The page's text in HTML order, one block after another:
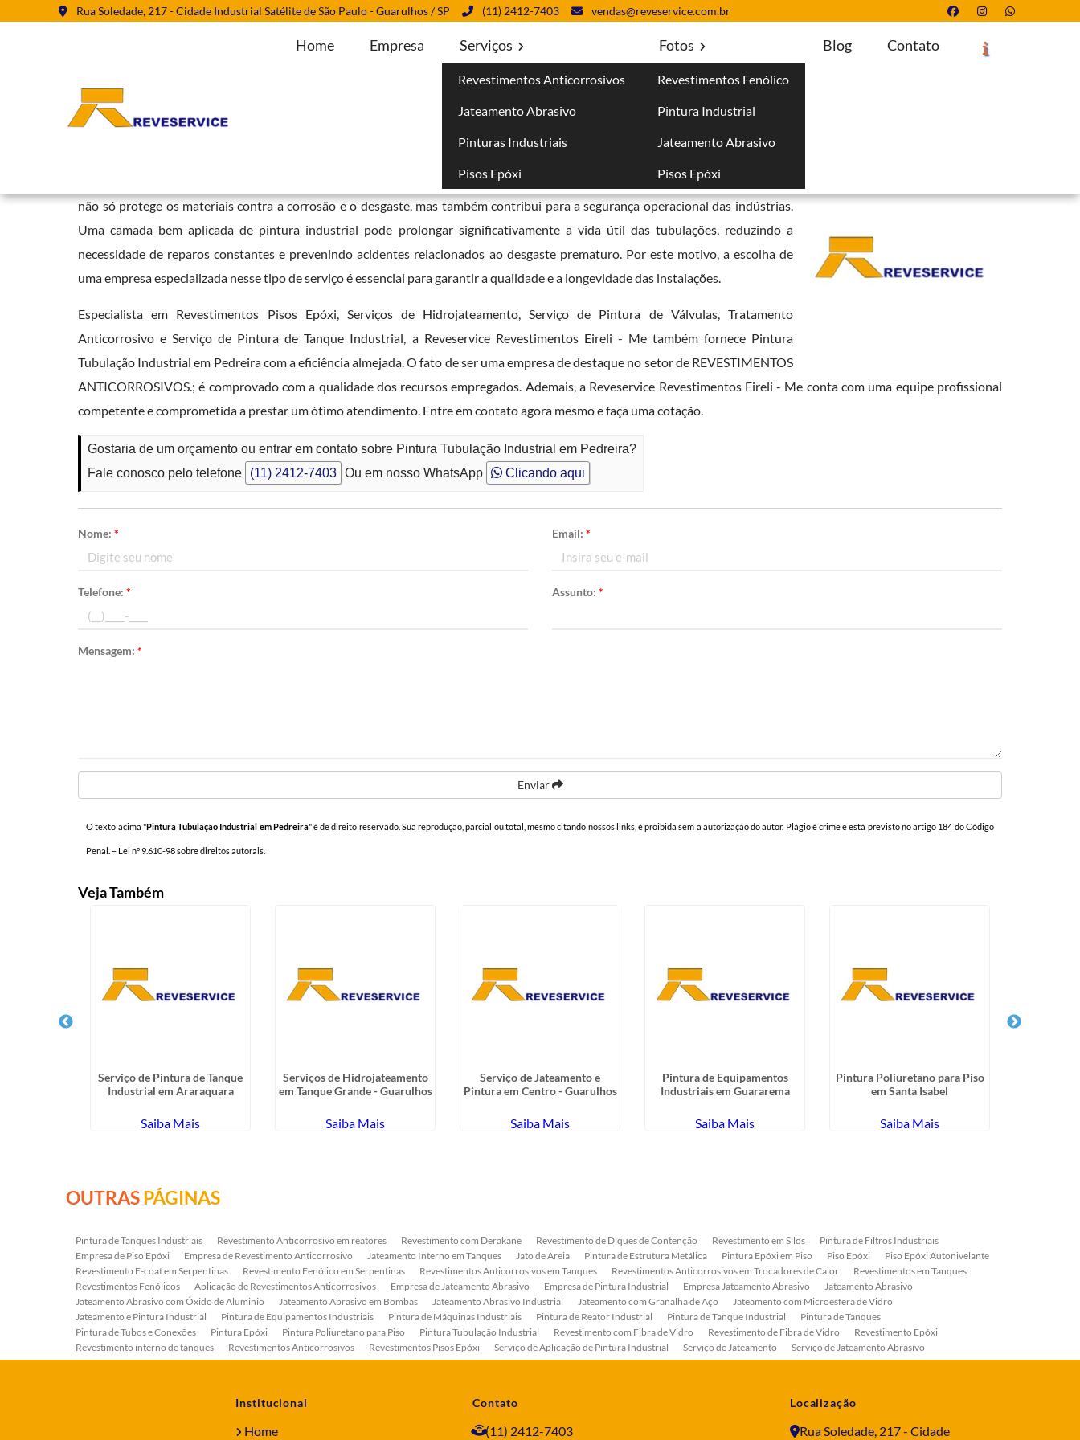
Rua Soledade, 217 - Cidade Industrial Satélite de São Paulo - Guarulhos / SP (11) 2412-7403 vendas@reveservice.com.br
Home Empresa Serviços
Revestimentos Anticorrosivos
Jateamento Abrasivo
Pinturas Industriais
Pisos Epóxi
Fotos
Revestimentos Fenólico
Pintura Industrial
Jateamento Abrasivo
Pisos Epóxi
Blog Contato
Pintura Tubulação Industrial em Pedreira Solicite um Orçamento
desempenha um papel crucial na manutenção e na durabilidade das infraestruturas industriais. Ela
não só protege os materiais contra a corrosão e o desgaste, mas também contribui para a segurança operacional das indústrias.
Uma camada bem aplicada de pintura industrial pode prolongar significativamente a vida útil das tubulações, reduzindo a
necessidade de reparos constantes e prevenindo acidentes relacionados ao desgaste prematuro. Por este motivo, a escolha de
uma empresa especializada nesse tipo de serviço é essencial para garantir a qualidade e a longevidade das instalações.
Especialista em Revestimentos Pisos Epóxi, Serviços de Hidrojateamento, Serviço de Pintura de Válvulas, Tratamento
Anticorrosivo e Serviço de Pintura de Tanque Industrial, a Reveservice Revestimentos Eireli - Me também fornece Pintura
Tubulação Industrial em Pedreira com a eficiência almejada. O fato de ser uma empresa de destaque no setor de REVESTIMENTOS
ANTICORROSIVOS.; é comprovado com a qualidade dos recursos empregados. Ademais, a Reveservice Revestimentos Eireli - Me conta com uma equipe profissional
competente e comprometida a prestar um ótimo atendimento. Entre em contato agora mesmo e faça uma cotação.
Gostaria de um orçamento ou entrar em contato sobre Pintura Tubulação Industrial em Pedreira?
Fale conosco pelo telefone
(11) 2412-7403 Ou em nosso WhatsApp Clicando aqui
Nome:* Email: *
Telefone:* Assunto: *
Mensagem:*
Enviar
O texto acima "Pintura Tubulação Industrial em Pedreira" é de direito reservado. Sua reprodução, parcial ou total, mesmo citando nossos links, é proibida sem a autorização do autor. Plágio é crime e está previsto no artigo 184 do Código
Penal. – Lei n° 9.610-98 sobre direitos autorais
Veja Também
Serviço de Pintura de Tanque
Industrial em Araraquara
Saiba Mais
Serviços de Hidrojateamento
em Tanque Grande - Guarulhos
Saiba Mais
Serviço de Jateamento e
Pintura em Centro - Guarulhos
Saiba Mais
Pintura de Equipamentos
Industriais em Guararema
Saiba Mais
Pintura Poliuretano para Piso
em Santa Isabel
Saiba Mais
OUTRASPÁGINAS
Pintura de Tanques Industriais Revestimento Anticorrosivo em reatores Revestimento com Derakane Revestimento de Diques de Contenção Revestimento em Silos
Pintura de Filtros Industriais
Empresa de Piso Epóxi
Empresa de Revestimento Anticorrosivo Jateamento Interno em Tanques Jato de Areia Pintura de Estrutura Metálica Pintura Epóxi em Piso Piso Epóxi
Piso Epóxi Autonivelante
Revestimento E-coat em Serpentinas
Revestimento Fenólico em Serpentinas Revestimentos Anticorrosivos em Tanques Revestimentos Anticorrosivos em Trocadores de Calor
Revestimentos em Tanques
Revestimentos Fenólicos
Aplicação de Revestimentos Anticorrosivos Empresa de Jateamento Abrasivo Empresa de Pintura Industrial Empresa Jateamento Abrasivo
Jateamento Abrasivo
Jateamento Abrasivo com Óxido de Aluminio
Jateamento Abrasivo em Bombas Jateamento Abrasivo Industrial Jateamento com Granalha de Aço
Jateamento com Microesfera de Vidro
Jateamento e Pintura Industrial
Pintura de Equipamentos Industriais Pintura de Máquinas Industriais Pintura de Reator Industrial Pintura de Tanque Industrial
Pintura de Tanques
Pintura de Tubos e Conexões
Pintura Epóxi Pintura Poliuretano para Piso Pintura Tubulação Industrial Revestimento com Fibra de Vidro Revestimento de Fibra de Vidro
Revestimento Epóxi
Revestimento interno de tanques
Revestimentos Anticorrosivos Revestimentos Pisos Epóxi Serviço de Aplicação de Pintura Industrial Serviço de Jateamento
Serviço de Jateamento Abrasivo
Serviço de Jateamento e Pintura
Serviço de Jateamento em Bombas Serviço de Pintura de Bombas Industriais Serviço de Pintura de Tanque Industrial
Serviço de Pintura de Válvulas
Institucional
Home
Contato
(11) 2412-7403
Localização
Rua Soledade, 217 - Cidade